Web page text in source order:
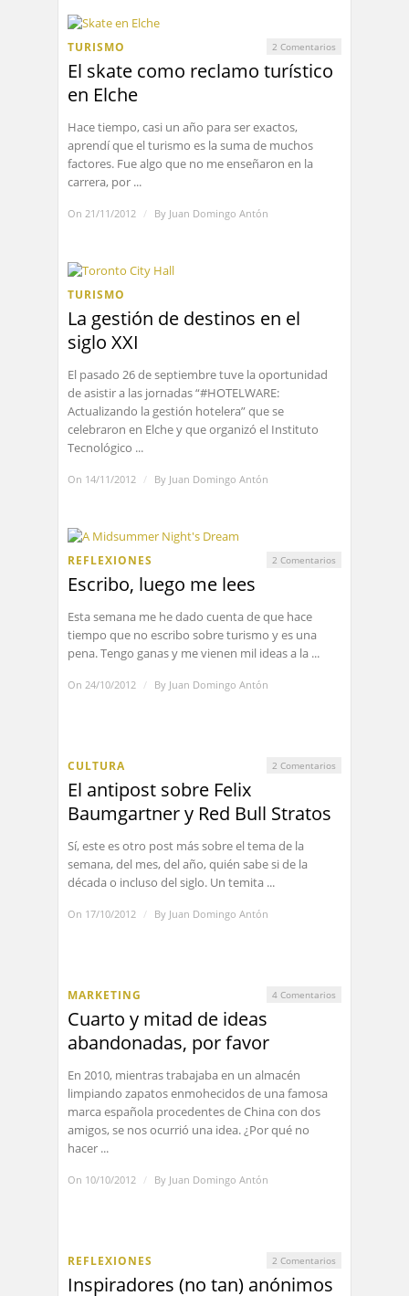
TURISMO 2 Comentarios
El skate como reclamo turístico
en Elche
Hace tiempo, casi un año para ser exactos,
aprendí que el turismo es la suma de muchos
factores. Fue algo que no me enseñaron en la
carrera, por ...
On 21/11/2012 / By Juan Domingo Antón
TURISMO
La gestión de destinos en el
siglo XXI
El pasado 26 de septiembre tuve la oportunidad
de asistir a las jornadas “#HOTELWARE:
Actualizando la gestión hotelera” que se
celebraron en Elche y que organizó el Instituto
Tecnológico ...
On 14/11/2012 / By Juan Domingo Antón
REFLEXIONES 2 Comentarios
Escribo, luego me lees
Esta semana me he dado cuenta de que hace
tiempo que no escribo sobre turismo y es una
pena. Tengo ganas y me vienen mil ideas a la ...
On 24/10/2012 / By Juan Domingo Antón
CULTURA 2 Comentarios
El antipost sobre Felix
Baumgartner y Red Bull Stratos
Sí, este es otro post más sobre el tema de la
semana, del mes, del año, quién sabe si de la
década o incluso del siglo. Un temita ...
On 17/10/2012 / By Juan Domingo Antón
MARKETING 4 Comentarios
Cuarto y mitad de ideas
abandonadas, por favor
En 2010, mientras trabajaba en un almacén
limpiando zapatos enmohecidos de una famosa
marca española procedentes de China con dos
amigos, se nos ocurrió una idea. ¿Por qué no
hacer ...
On 10/10/2012 / By Juan Domingo Antón
REFLEXIONES 2 Comentarios
Inspiradores (no tan) anónimos